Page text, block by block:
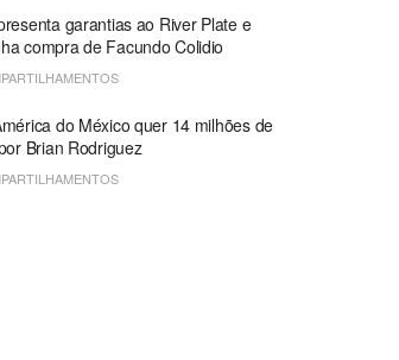
garantias ao River Plate e
compra de Facundo Colidio
do México quer 14 milhões de
Brian Rodriguez